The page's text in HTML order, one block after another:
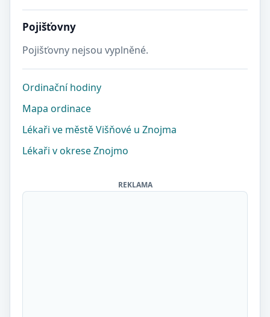
Pojišťovny
Pojišťovny nejsou vyplněné.
Ordinační hodiny
Mapa ordinace
Lékaři ve městě Višňové u Znojma
Lékaři v okrese Znojmo
REKLAMA